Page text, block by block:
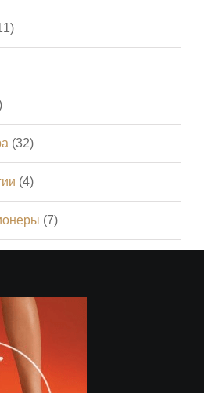
(32)
(4)
(7)